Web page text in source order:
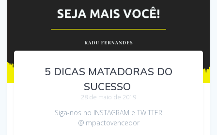
5 DICAS MATADORAS DO
SUCESSO
28 de maio de 2019
Siga-nos no INSTAGRAM e TWITTER
@impactovencedor